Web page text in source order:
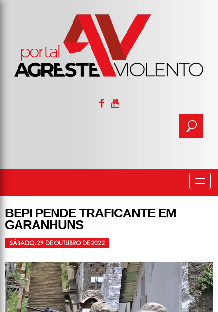
BEPI PENDE TRAFICANTE EM
GARANHUNS
SÁBADO, 29 DE OUTUBRO DE 2022